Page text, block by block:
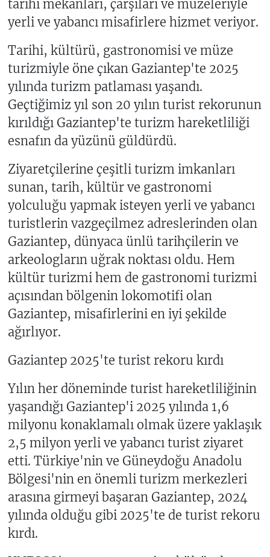
tarihi mekanları, çarşıları ve müzeleriyle
yerli ve yabancı misafirlere hizmet veriyor.
Tarihi, kültürü, gastronomisi ve müze
turizmiyle öne çıkan Gaziantep'te 2025
yılında turizm patlaması yaşandı.
Geçtiğimiz yıl son 20 yılın turist rekorunun
kırıldığı Gaziantep'te turizm hareketliliği
esnafın da yüzünü güldürdü.
Ziyaretçilerine çeşitli turizm imkanları
sunan, tarih, kültür ve gastronomi
yolculuğu yapmak isteyen yerli ve yabancı
turistlerin vazgeçilmez adreslerinden olan
Gaziantep, dünyaca ünlü tarihçilerin ve
arkeologların uğrak noktası oldu. Hem
kültür turizmi hem de gastronomi turizmi
açısından bölgenin lokomotifi olan
Gaziantep, misafirlerini en iyi şekilde
ağırlıyor.
Gaziantep 2025'te turist rekoru kırdı
Yılın her döneminde turist hareketliliğinin
yaşandığı Gaziantep'i 2025 yılında 1,6
milyonu konaklamalı olmak üzere yaklaşık
2,5 milyon yerli ve yabancı turist ziyaret
etti. Türkiye'nin ve Güneydoğu Anadolu
Bölgesi'nin en önemli turizm merkezleri
arasına girmeyi başaran Gaziantep, 2024
yılında olduğu gibi 2025'te de turist rekoru
kırdı.